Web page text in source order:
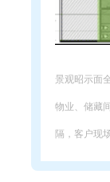
景观昭示面
物业、储藏
隔，客户现